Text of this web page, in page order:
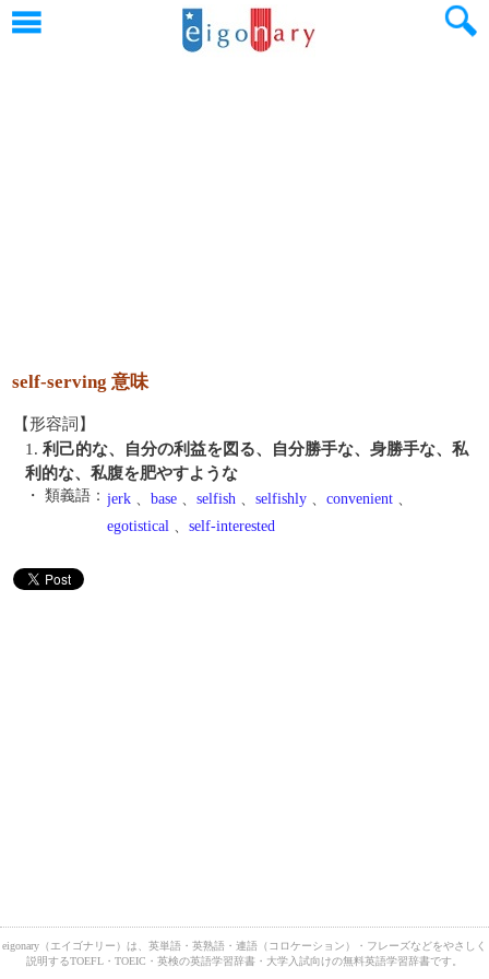
self-serving 意味
【形容詞】
1. 利己的な、自分の利益を図る、自分勝手な、身勝手な、私
利的な、私腹を肥やすような
・ 類義語： jerk 、 base 、 selfish 、 selfishly 、 convenient 、
egotistical 、 self-interested
eigonary（エイゴナリー）は、英単語・英熟語・連語（コロケーション）・フレーズなどをやさしく
説明するTOEFL・TOEIC・英検の英語学習辞書・大学入試向けの無料英語学習辞書です。